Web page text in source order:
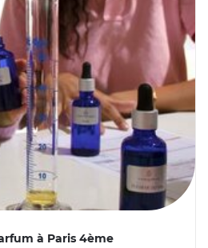
à Paris 4ème